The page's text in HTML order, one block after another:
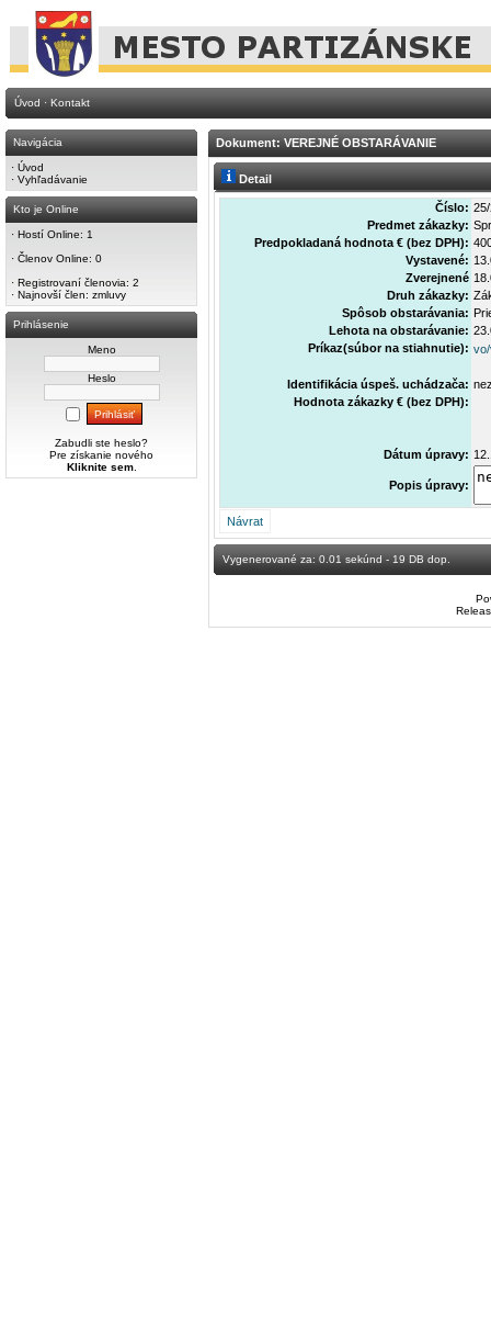
Úvod · Kontakt
Navigácia
· Úvod
· Vyhľadávanie
Kto je Online
· Hostí Online: 1
· Členov Online: 0
· Registrovaní členovia: 2
· Najnovší člen: zmluvy
Prihlásenie
Meno
Heslo
Zabudli ste heslo?
Pre získanie nového
Kliknite sem.
Dokument: VEREJNÉ OBSTARÁVANIE
Detail
Číslo:
Predmet zákazky:
Predpokladaná hodnota € (bez DPH):
Vystavené:
Zverejnené
Druh zákazky:
Spôsob obstarávania:
Lehota na obstarávanie:
Príkaz(súbor na stiahnutie):
Identifikácia úspeš. uchádzača:
Hodnota zákazky € (bez DPH):
Dátum úpravy:
Popis úpravy:
Vygenerované za: 0.01 sekúnd - 19 DB dop.